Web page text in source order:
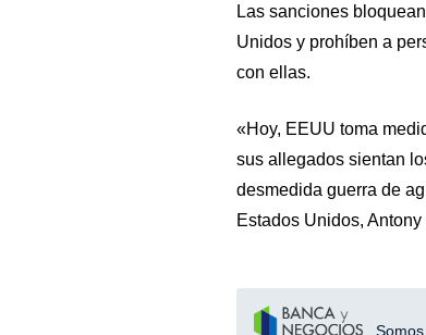
Las sanciones
Unidos y prohíben a
con ellas.
«Hoy, EEUU toma
sus allegados sientan
desmedida guerra de
Estados Unidos,